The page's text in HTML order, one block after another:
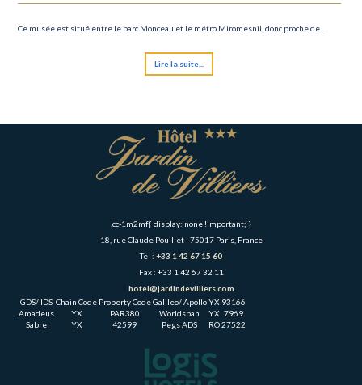
Ce musée est situé entre le parc Monceau et le métro Miromesnil, donc proche de...
Lire la suite...
.cc-1m2mf{ display: none !important; }
18, rue Claude Pouillet - 75017 Paris, France
Tel : +33 1 42 67 15 60
Fax : +33 1 42 67 32 11
hotel@jardindevilliers.com
GDS/ IDS Chain Code Property CodeGalileo/ Apollo YX 93166
Amadeus
YX PAR380 Worldspan YX 7969
Sabre
YX 42599 Pegs ADS RO27522